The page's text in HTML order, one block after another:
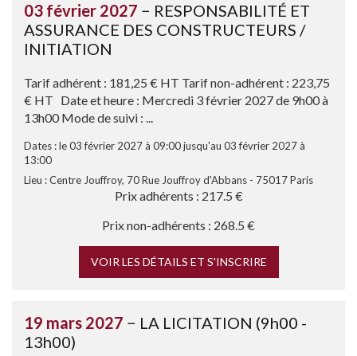
03 février 2027 − RESPONSABILITÉ ET
ASSURANCE DES CONSTRUCTEURS /
INITIATION
Tarif adhérent : 181,25 € HT Tarif non-adhérent : 223,75
€ HT Date et heure : Mercredi 3 février 2027 de 9h00 à
13h00 Mode de suivi : ...
Dates : le 03 février 2027 à 09:00 jusqu'au 03 février 2027 à
13:00
Lieu : Centre Jouffroy, 70 Rue Jouffroy d'Abbans - 75017 Paris
Prix adhérents : 217.5 €
Prix non-adhérents : 268.5 €
VOIR LES DÉTAILS ET S'INSCRIRE
19 mars 2027 − LA LICITATION (9h00 -
13h00)